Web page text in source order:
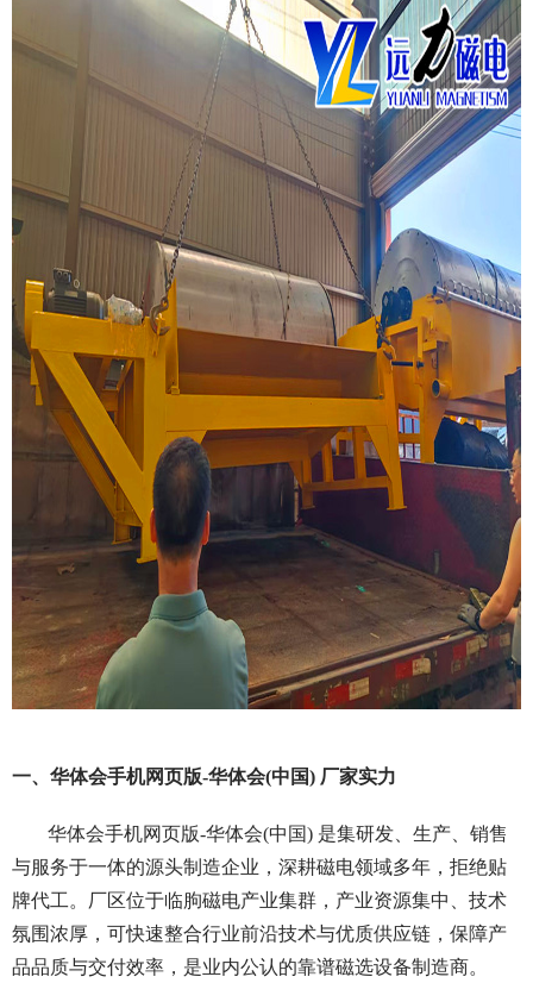
一、华体会手机网页版-华体会(中国) 厂家实力
华体会手机网页版-华体会(中国) 是集研发、生产、销售
与服务于一体的源头制造企业，深耕磁电领域多年，拒绝贴
牌代工。厂区位于临朐磁电产业集群，产业资源集中、技术
氛围浓厚，可快速整合行业前沿技术与优质供应链，保障产
品品质与交付效率，是业内公认的靠谱磁选设备制造商。